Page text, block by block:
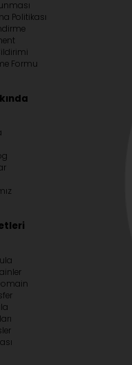
Politikası
Formu